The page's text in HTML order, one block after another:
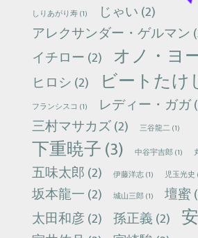
しりあがり寿(1) じゃい(2)
アレクサンダー・ゲルマン
イチロー(2) オノ・ヨ
ヒロシ(2) ビートたけ
フランシスコ (1) レディー・ガガ
三村マサカズ(2) 三谷龍二(1)
下重暁子(3) 中谷宇吉郎(1)
五味太郎(2) 伊藤洋志(1) 児玉光史
坂本龍一(2) 城山三郎(1) 壇蜜
太田和彦(2) 孫正義(2)